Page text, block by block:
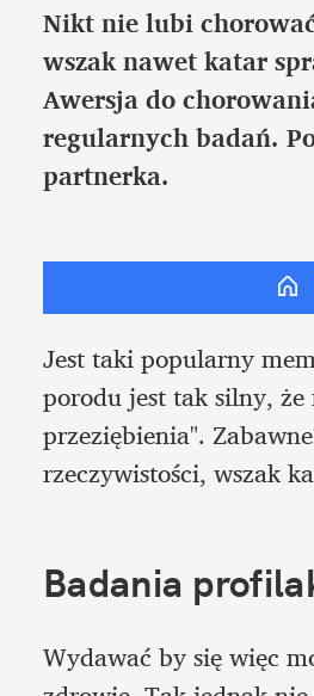
Nikt nie lubi
wszak nawet katar
Awersja do
regularnych badań.
partnerka.
Jest taki popularny
porodu jest tak silny,
przeziębienia".
rzeczywistości, wszak
Badania
Wydawać by się więc